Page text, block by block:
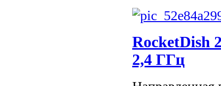
RocketDish
2,4 ГГц